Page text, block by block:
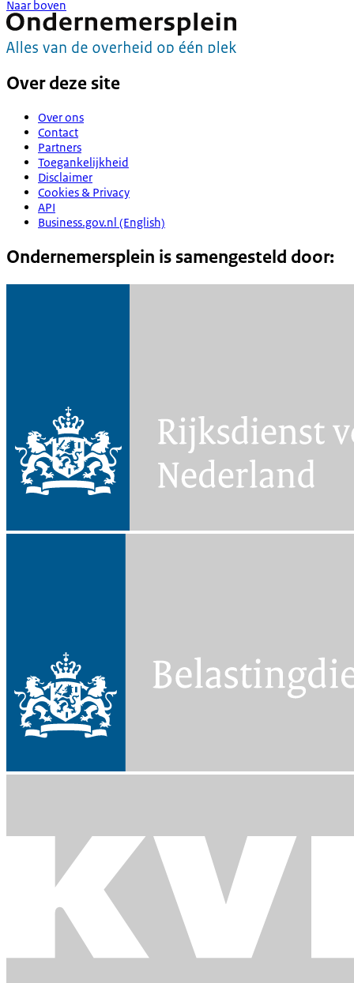
Naar boven
Over deze site
Over ons
Contact
Partners
Toegankelijkheid
Disclaimer
Cookies & Privacy
API
Business.gov.nl (English)
Ondernemersplein is samengesteld door: